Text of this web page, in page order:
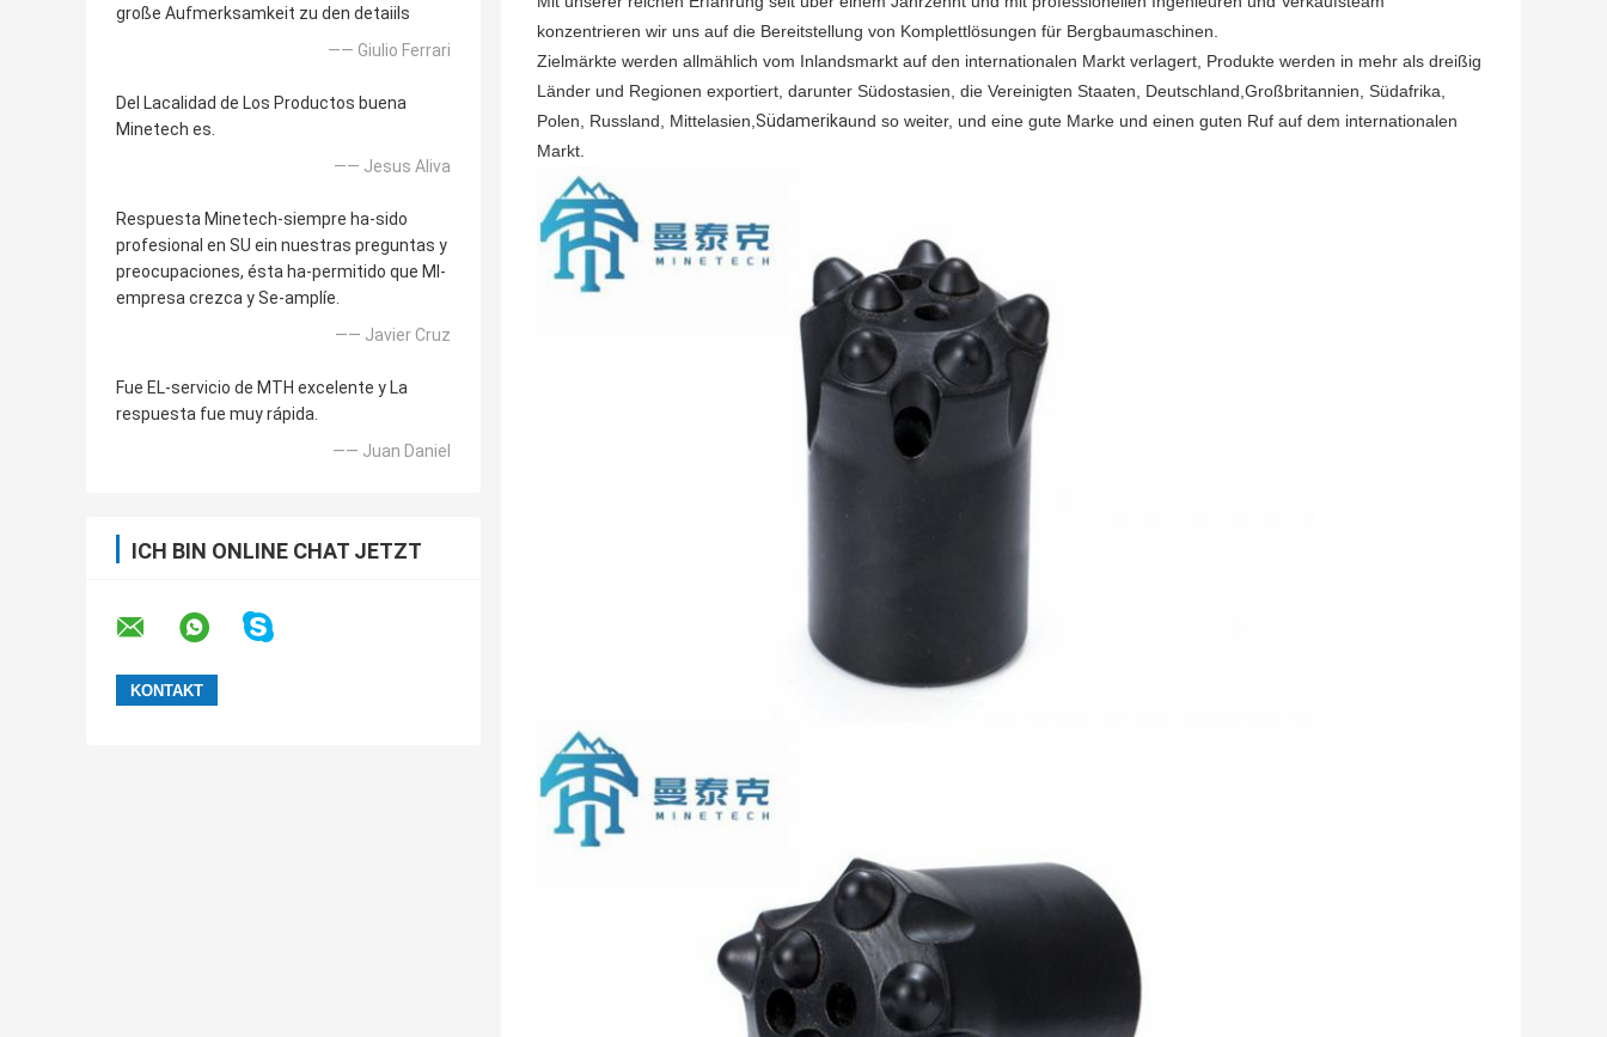
große Aufmerksamkeit zu den detaiils
—— Giulio Ferrari
Del Lacalidad de Los Productos buena
Minetech es.
—— Jesus Aliva
Respuesta Minetech-siempre ha-sido
profesional en SU ein nuestras preguntas y
preocupaciones, ésta ha-permitido que MI-
empresa crezca y Se-amplíe.
—— Javier Cruz
Fue EL-servicio de MTH excelente y La
respuesta fue muy rápida.
—— Juan Daniel
ICH BIN ONLINE CHAT JETZT
konzentrieren wir uns auf die Bereitstellung von Komplettlösungen für Bergbaumaschinen.
Zielmärkte werden allmählich vom Inlandsmarkt auf den internationalen Markt verlagert, Produkte werden in mehr als dreißig
Länder und Regionen exportiert, darunter Südostasien, die Vereinigten Staaten, Deutschland,Großbritannien, Südafrika,
Polen, Russland, Mittelasien,Südamerikaund so weiter, und eine gute Marke und einen guten Ruf auf dem internationalen
Markt.